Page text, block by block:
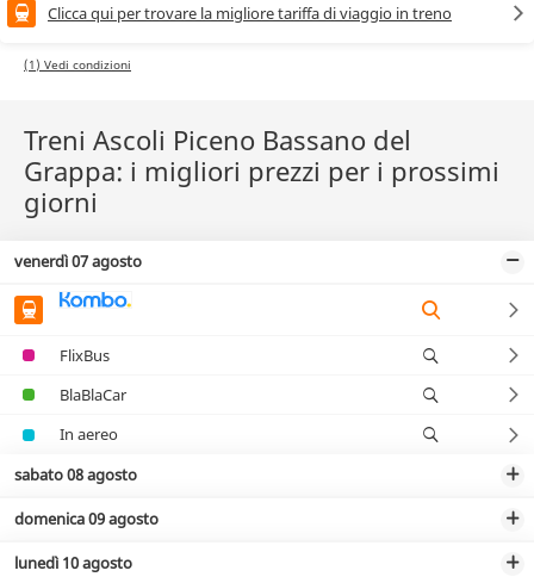
Clicca qui per trovare la migliore tariffa di viaggio in treno
(1) Vedi condizioni
Treni Ascoli Piceno Bassano del
Grappa: i migliori prezzi per i prossimi
giorni
venerdì 07 agosto
FlixBus
BlaBlaCar
In aereo
sabato 08 agosto
domenica 09 agosto
lunedì 10 agosto